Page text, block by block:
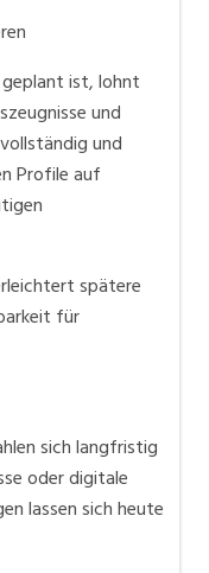
ist, lohnt
und
und
Profile auf
spätere
für
sich langfristig
oder digitale
lassen sich heute